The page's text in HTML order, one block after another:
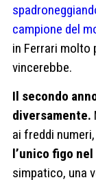
campione del
in Ferrari molto
vincerebbe.
Il secondo
diversamente.
ai freddi
l’unico figo
simpatico, una